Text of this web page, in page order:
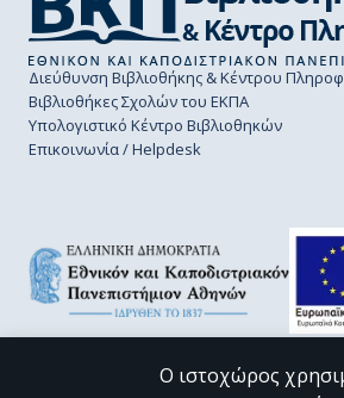
Διεύθυνση Βιβλιοθήκης & Κέντρου
Βιβλιοθήκες Σχολών του ΕΚΠΑ
Υπολογιστικό Κέντρο Βιβλιοθηκών
Επικοινωνία / Helpdesk
Ο ιστοχώρος